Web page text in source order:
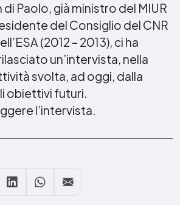
Paolo, già ministro del MIUR
del Consiglio del CNR
(2012 – 2013), ci ha
un’intervista, nella
svolta, ad oggi, dalla
obiettivi futuri.
l’intervista.